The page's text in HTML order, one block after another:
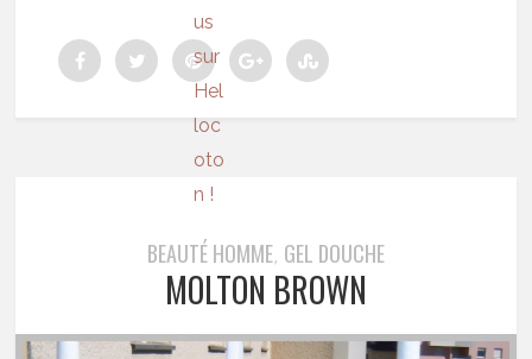
BEAUTÉ HOMME, GEL DOUCHE
MOLTON BROWN